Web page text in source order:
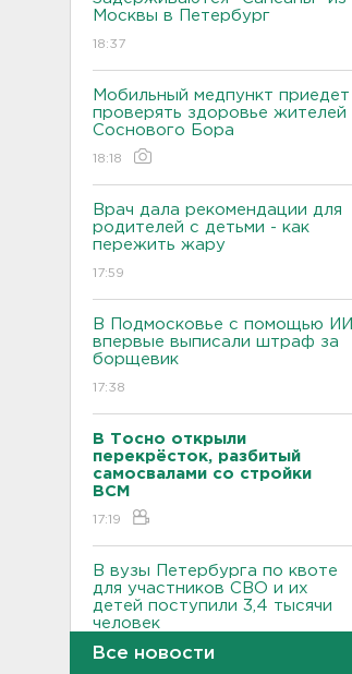
Москвы в Петербург
18:37
Мобильный медпункт приедет
проверять здоровье жителей
Соснового Бора
18:18
Врач дала рекомендации для
родителей с детьми - как
пережить жару
17:59
В Подмосковье с помощью ИИ
впервые выписали штраф за
борщевик
17:38
В Тосно открыли
перекрёсток, разбитый
самосвалами со стройки
ВСМ
17:19
В вузы Петербурга по квоте
для участников СВО и их
детей поступили 3,4 тысячи
человек
16:57
Все новости